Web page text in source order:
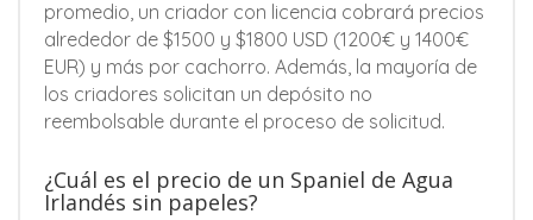
promedio, un criador con licencia cobrará precios
alrededor de $1500 y $1800 USD (1200€ y 1400€
EUR) y más por cachorro. Además, la mayoría de
los criadores solicitan un depósito no
reembolsable durante el proceso de solicitud.
¿Cuál es el precio de un Spaniel de Agua
Irlandés sin papeles?